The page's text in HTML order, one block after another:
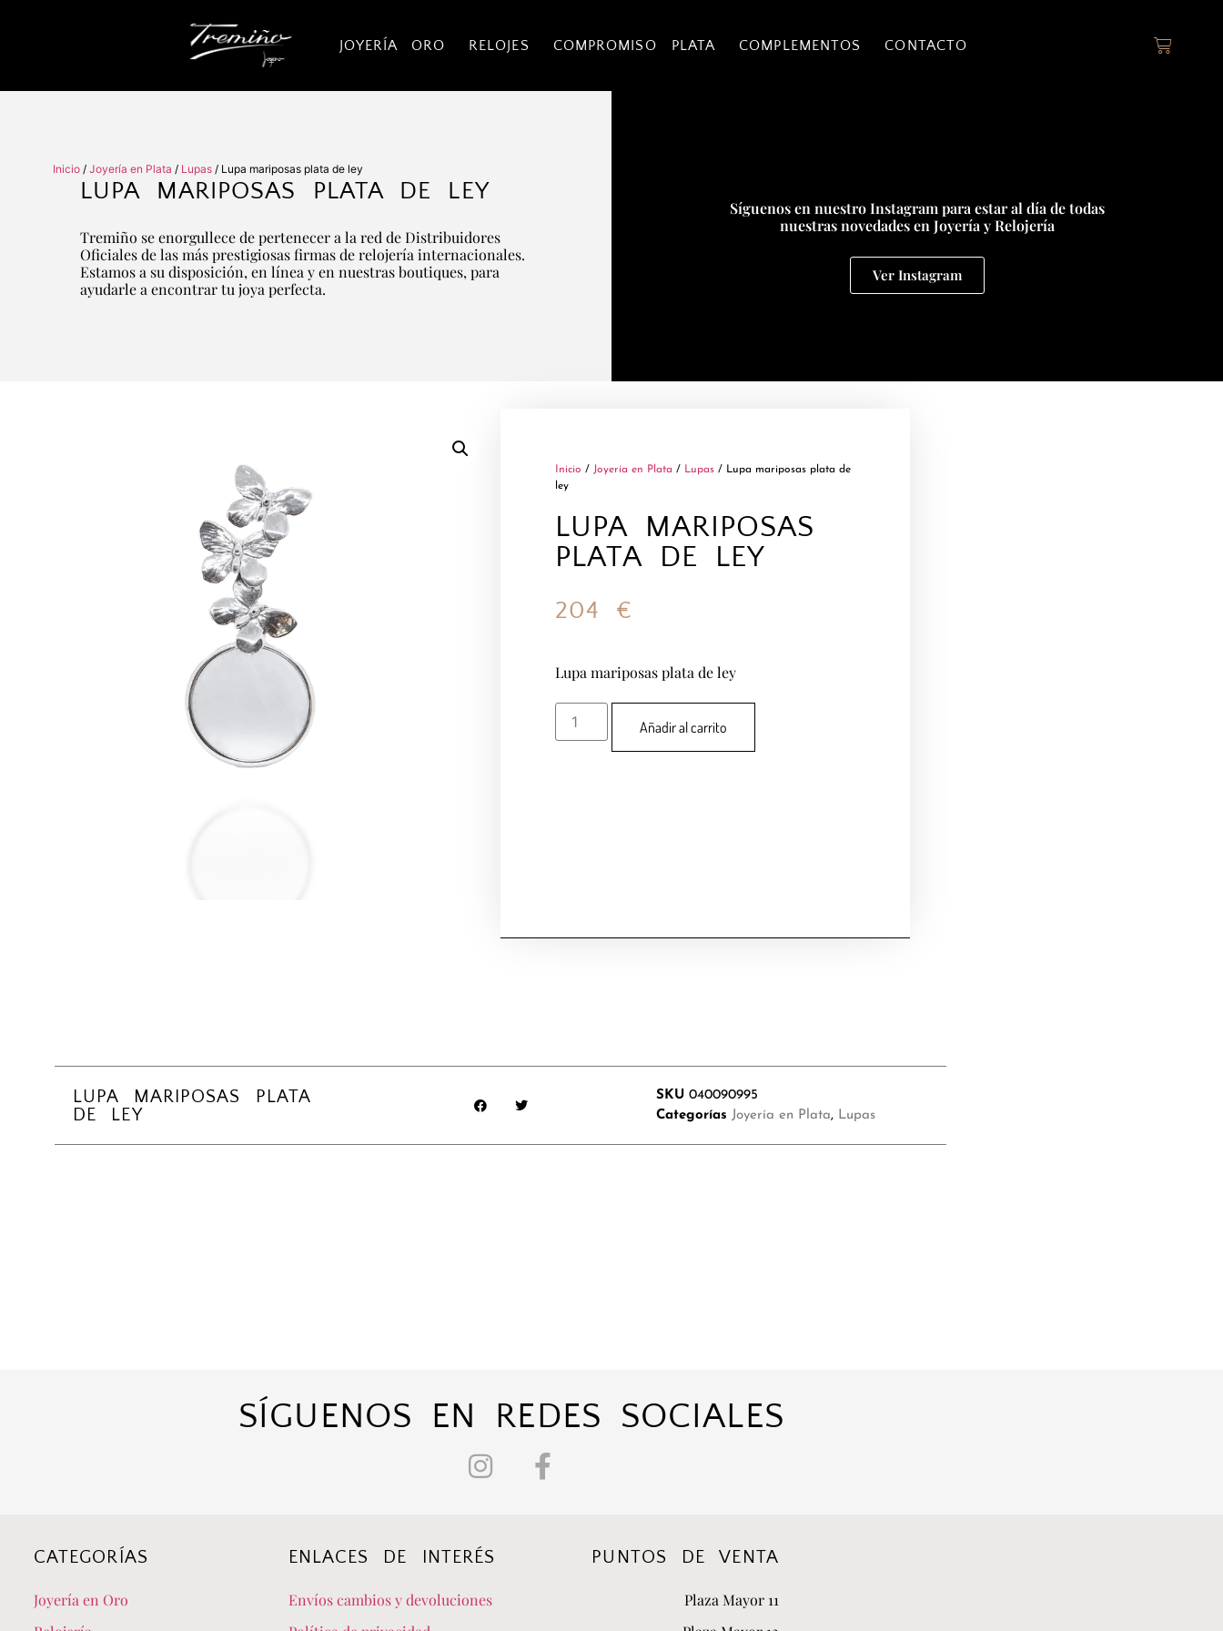
JOYERÍA ORO RELOJES COMPROMISO PLATA COMPLEMENTOS CONTACTO
Inicio / Joyería en Plata / Lupas / Lupa mariposas plata de ley
LUPA MARIPOSAS PLATA DE LEY
Tremiño se enorgullece de pertenecer a la red de Distribuidores
Oficiales de las más prestigiosas firmas de relojería internacionales.
Estamos a su disposición, en línea y en nuestras boutiques, para
ayudarle a encontrar tu joya perfecta.
Síguenos en nuestro Instagram para estar al día de todas
nuestras novedades en Joyería y Relojería
Ver Instagram
Inicio / Joyería en Plata / Lupas / Lupa mariposas plata de
ley
LUPA MARIPOSAS
PLATA DE LEY
204 €
Lupa mariposas plata de ley
Añadir al carrito
LUPA MARIPOSAS PLATA
DE LEY
SKU 040090995
Categorías Joyería en Plata, Lupas
SÍGUENOS EN REDES SOCIALES
CATEGORÍAS
Joyería en Oro
ENLACES DE INTERÉS
Envíos cambios y devoluciones
PUNTOS DE VENTA
Plaza Mayor 11